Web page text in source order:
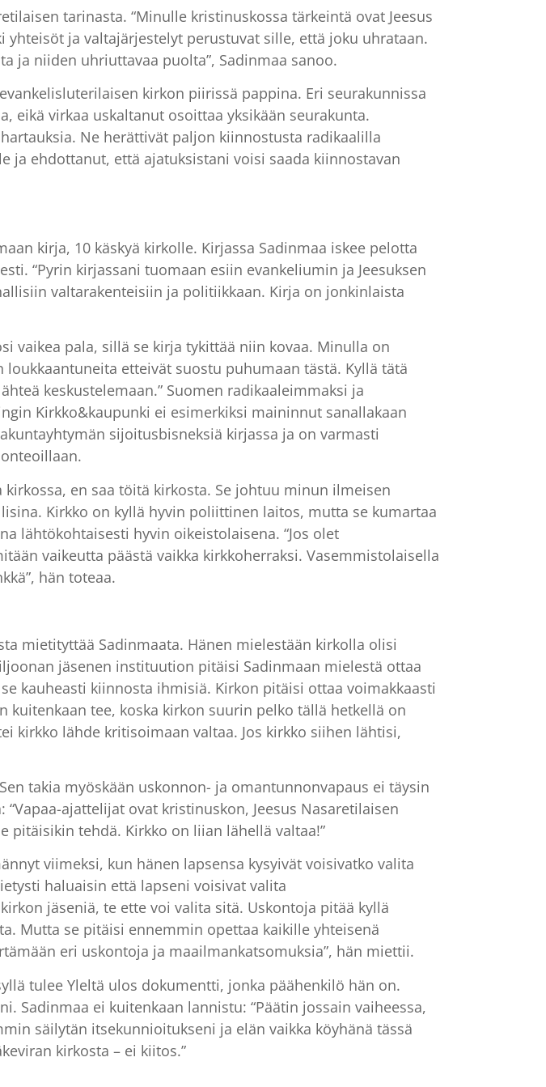
tarinasta. “Minulle kristinuskossa tärkeintä ovat Jeesus
ja valtajärjestelyt perustuvat sille, että joku uhrataan.
ja niiden uhriuttavaa puolta”, Sadinmaa sanoo.
kirkon piirissä pappina. Eri seurakunnissa
eikä virkaa uskaltanut osoittaa yksikään seurakunta.
Ne herättivät paljon kiinnostusta radikaalilla
ja ehdottanut, että ajatuksistani voisi saada kiinnostavan
kirja, 10 käskyä kirkolle. Kirjassa Sadinmaa iskee pelotta
“Pyrin kirjassani tuomaan esiin evankeliumin ja Jeesuksen
valtarakenteisiin ja politiikkaan. Kirja on jonkinlaista
vaikea pala, sillä se kirja tykittää niin kovaa. Minulla on
etteivät suostu puhumaan tästä. Kyllä tätä
keskustelemaan.” Suomen radikaaleimmaksi ja
Kirkko&kaupunki ei esimerkiksi maininnut sanallakaan
sijoitusbisneksiä kirjassa ja on varmasti
en saa töitä kirkosta. Se johtuu minun ilmeisen
Kirkko on kyllä hyvin poliittinen laitos, mutta se kumartaa
lähtökohtaisesti hyvin oikeistolaisena. “Jos olet
vaikeutta päästä vaikka kirkkoherraksi. Vasemmistolaisella
hän toteaa.
mietityttää Sadinmaata. Hänen mielestään kirkolla olisi
jäsenen instituution pitäisi Sadinmaan mielestä ottaa
kauheasti kiinnosta ihmisiä. Kirkon pitäisi ottaa voimakkaasti
kuitenkaan tee, koska kirkon suurin pelko tällä hetkellä on
kirkko lähde kritisoimaan valtaa. Jos kirkko siihen lähtisi,
takia myöskään uskonnon- ja omantunnonvapaus ei täysin
ajattelijat ovat kristinuskon, Jeesus Nasaretilaisen
pitäisikin tehdä. Kirkko on liian lähellä valtaa!”
viimeksi, kun hänen lapsensa kysyivät voisivatko valita
haluaisin että lapseni voisivat valita
jäseniä, te ette voi valita sitä. Uskontoja pitää kyllä
Mutta se pitäisi ennemmin opettaa kaikille yhteisenä
eri uskontoja ja maailmankatsomuksia”, hän miettii.
tulee Yleltä ulos dokumentti, jonka päähenkilö hän on.
Sadinmaa ei kuitenkaan lannistu: “Päätin jossain vaiheessa,
säilytän itsekunnioitukseni ja elän vaikka köyhänä tässä
kirkosta – ei kiitos.”